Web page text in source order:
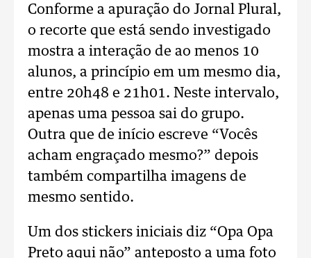
Conforme a apuração do Jornal Plural,
o recorte que está sendo investigado
mostra a interação de ao menos 10
alunos, a princípio em um mesmo dia,
entre 20h48 e 21h01. Neste intervalo,
apenas uma pessoa sai do grupo.
Outra que de início escreve “Vocês
acham engraçado mesmo?” depois
também compartilha imagens de
mesmo sentido.
Um dos stickers iniciais diz “Opa Opa
Preto aqui não” anteposto a uma foto